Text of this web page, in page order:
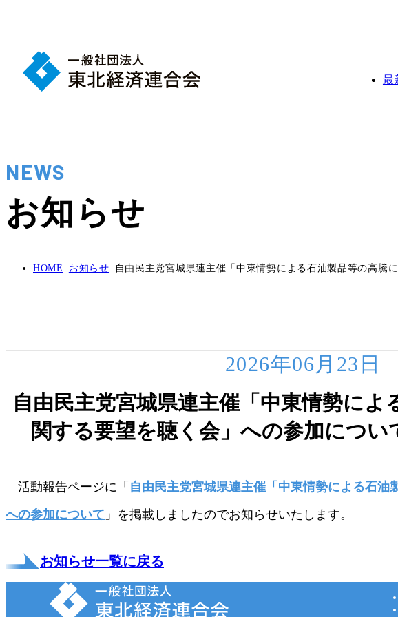
最
NEWS
お知らせ
HOME お知らせ 自由民主党宮城県連主催「中東情勢による石油製品等の高騰に
2026年06月23日
自由民主党宮城県連主催「中東情勢によ
関する要望を聴く会」への参加につい
活動報告ページに「 自由民主党宮城県連主催「中東情勢による石油
への参加について 」を掲載しましたのでお知らせいたします。
お知らせ一覧に戻る